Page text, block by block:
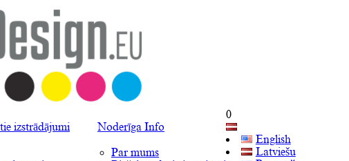
izstrādājumi Noderīga Info
Par mums
0
English
Latviešu